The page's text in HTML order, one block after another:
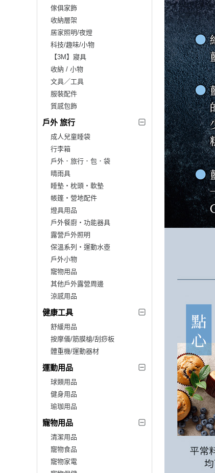
傢俱家飾
收納層架
居家照明/夜燈
科技/趣味/小物
【3M】寢具
收納 / 小物
文具／工具
服裝配件
質感包飾
戶外 旅行
成人兒童睡袋
行李箱
戶外．旅行．包．袋
晴雨具
睡墊‧枕頭‧軟墊
帳篷‧營地配件
燈具用品
戶外餐廚‧功能器具
露營戶外照明
保溫系列‧運動水壺
戶外小物
寵物用品
其他戶外露營周邊
涼感用品
健康工具
舒緩用品
按摩儀/筋膜槍/刮痧板
體重機/運動器材
運動用品
球類用品
健身用品
瑜珈用品
寵物用品
清潔用品
寵物食品
寵物家電